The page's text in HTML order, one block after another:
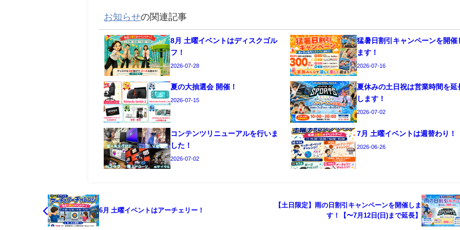
お知らせの関連記事
8月 土曜イベントはディスクゴル
フ！
2026-07-28
猛暑日割引キャンペーンを開催
ます！
2026-07-16
夏の大抽選会 開催！
2026-07-15
夏休みの土日祝は営業時間を延
します！
2026-07-02
コンテンツリニューアルを行いま
した！
2026-07-02
7月 土曜イベントは週替わり！
2026-06-26
6月 土曜イベントはアーチェリー！
【土日限定】雨の日割引キャンペーンを開催しま
す！【〜7月12日(日)まで延長】